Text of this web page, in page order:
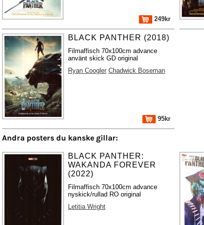
249kr
BLACK PANTHER (2018)
Filmaffisch 70x100cm advance
använt skick GD original
Ryan Coogler Chadwick Boseman
95kr
Andra posters du kanske gillar:
BLACK PANTHER:
WAKANDA FOREVER
(2022)
Filmaffisch 70x100cm advance
nyskick/rullad RO original
Letitia Wright